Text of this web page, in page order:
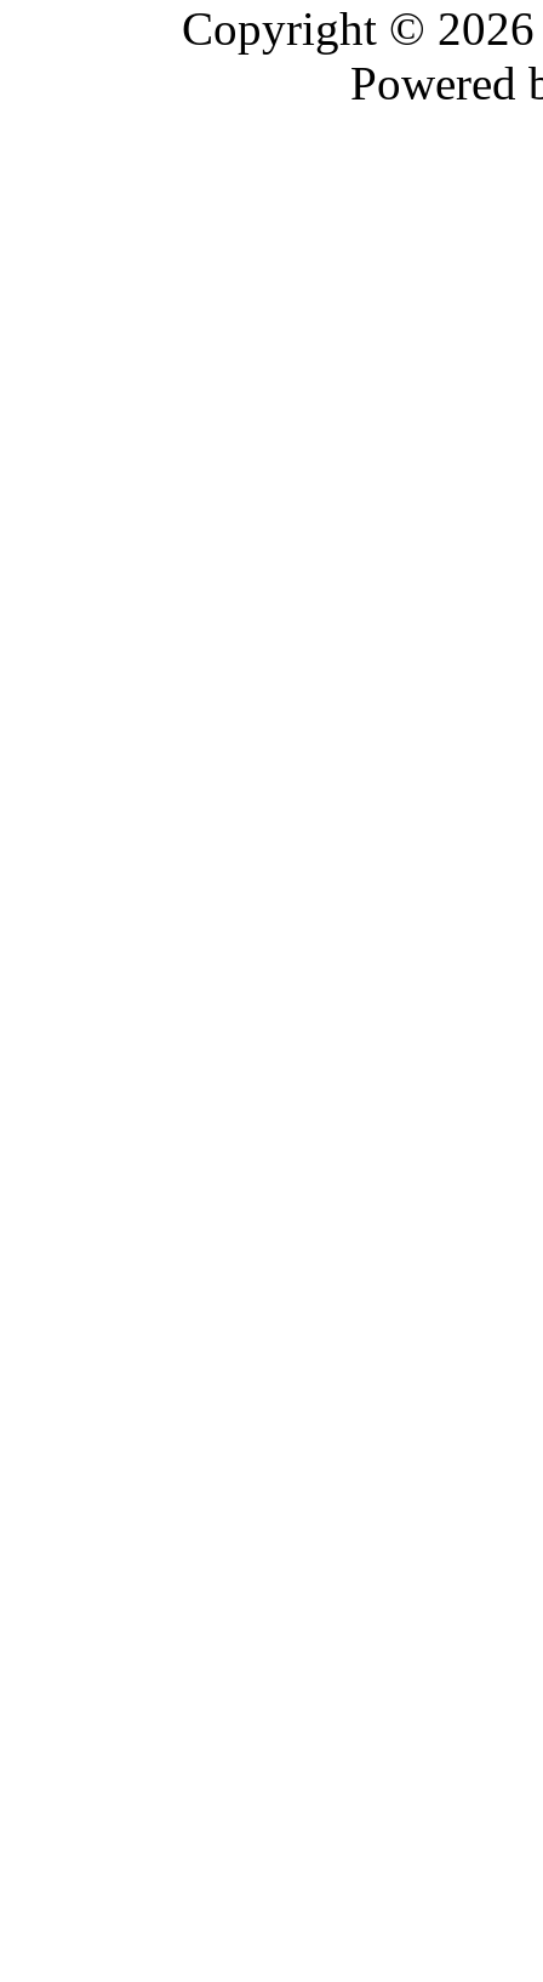
Copyright ©
Powered